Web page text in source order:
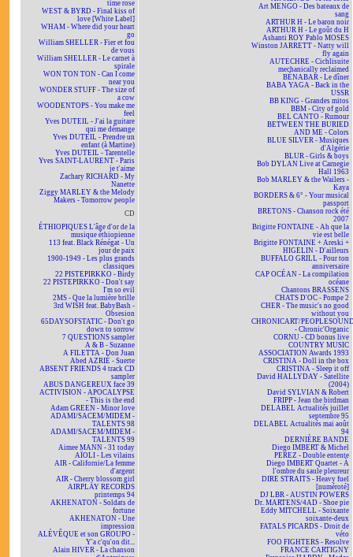
time rose
WEST & BYRD - Final kiss of
love [White Label]
WHAM - Where did your heart
go
William SHELLER - Fier et fou
de vous
William SHELLER - Le carnet à
spirale
WON TON TON - Can I come
near you
WONDER STUFF - The size of
a cow
WOODENTOPS - You make me
feel
Yves DUTEIL - J'ai la guitare
qui me démange
Yves DUTEIL - Prendre un
enfant (à Martine)
Yves DUTEIL - Tarentelle
Yves SAINT-LAURENT - Paris
je t'aime
Zachary RICHARD - My
Nanette
Ziggy MARLEY & the Melody
Makers - Tomorrow people
CD
ÉTHIOPIQUES L'âge d'or de la
musique éthiopienne
113 feat. Black Rénégat - Un
jour de paix
1900-1949 - Les plus grands
classiques
22 PISTEPIRKKO - Birdy
22 PISTEPIRKKO - Don't say
I'm so evil
2MS - Que la lumière brille
3rd WISH feat. BabyBash -
Obsesion
65DAYSOFSTATIC - Don't go
down to sorrow
7 QUESTIONS sampler
A & B - Suzanne
A FILETTA - Don Juan
Abed AZRIÉ - Suerte
ABSENT FRIENDS 4 track CD
sampler
ABUS DANGEREUX face 39
ACTIVISION - APOCALYPSE
- This is the end
Adam GREEN - Minor love
ADAMI/SACEM/MIDEM -
TALENTS 98
ADAMI/SACEM/MIDEM -
TALENTS 99
Aimee MANN - 31 today
AÏOLI - Les vilains
AIR - Californie/La femme
d'argent
AIR - Cherry blossom girl
AIRPLAY RECORDS
printemps 94
AKHENATON - Soldats de
fortune
AKHENATON - Une
impression
ALÉVÊQUE et son GROUPO -
Y'a c'qu'on dit...
Alain HIVER - La chanson
Art MENGO - Des bateaux de
sang
ARTHUR H - Le baron noir
ARTHUR H - Le goût du H
Ashanti ROY Pablo MOSES
Winston JARRETT - Natty will
fly again
AUTECHRE - Cichlisuite
mechanically reclaimed
BÉNABAR - Le dîner
BABA YAGA - Back in the
USSR
BB KING - Grandes mitos
BBM - City of gold
BEL CANTO - Rumour
BETWEEN THE BURIED
AND ME - Colors
BLUE SILVER - Musiques
d'Algérie
BLUR - Girls & boys
Bob DYLAN Live at Carnegie
Hall 1963
Bob MARLEY & the Wailers -
Kaya
BORDERS & 6° - Your musical
passport
BRETONS - Chanson rock été
2007
Brigitte FONTAINE - Ah que la
vie est belle
Brigitte FONTAINE + Areski +
HIGELIN - D'ailleurs
BUFFALO GRILL - Pour ton
anniversaire
CAP OCÉAN - La compilation
océane
Chantons BRASSENS
CHATS D'OC - Pompe 2
CHER - The music's no good
without you
CHRONICART/
- Chronic'Organic
CORNU - CD bonus live
COUNTRY MUSIC
ASSOCIATION Awards 1993
CRISTINA - Doll in the box
CRISTINA - Sleep it off
David HALLYDAY - Satellite
(2004)
David SYLVIAN & Robert
FRIPP - Jean the birdman
DELABEL Actualités juillet
septembre 95
DELABEL Actualités mai août
94
DERNIÈRE BANDE
Diego IMBERT & Michel
PEREZ - Double entente
Diego IMBERT Quartet - À
l'ombre du saule pleureur
DIRE STRAITS - Heavy fuel
[numéroté]
DJ LBR - AUSTIN POWERS
Dr. MARTENS/4AD - Shoe pie
Eddy MITCHELL - Soixante
soixante-deux
FATALS PICARDS - Droit de
véto
FOO FIGHTERS - Resolve
FRANCE CARTIGNY